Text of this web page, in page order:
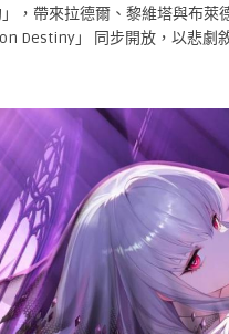
帶
15
中
，帶來拉德爾、黎維塔與布萊
Destiny」 同步開放，以悲劇